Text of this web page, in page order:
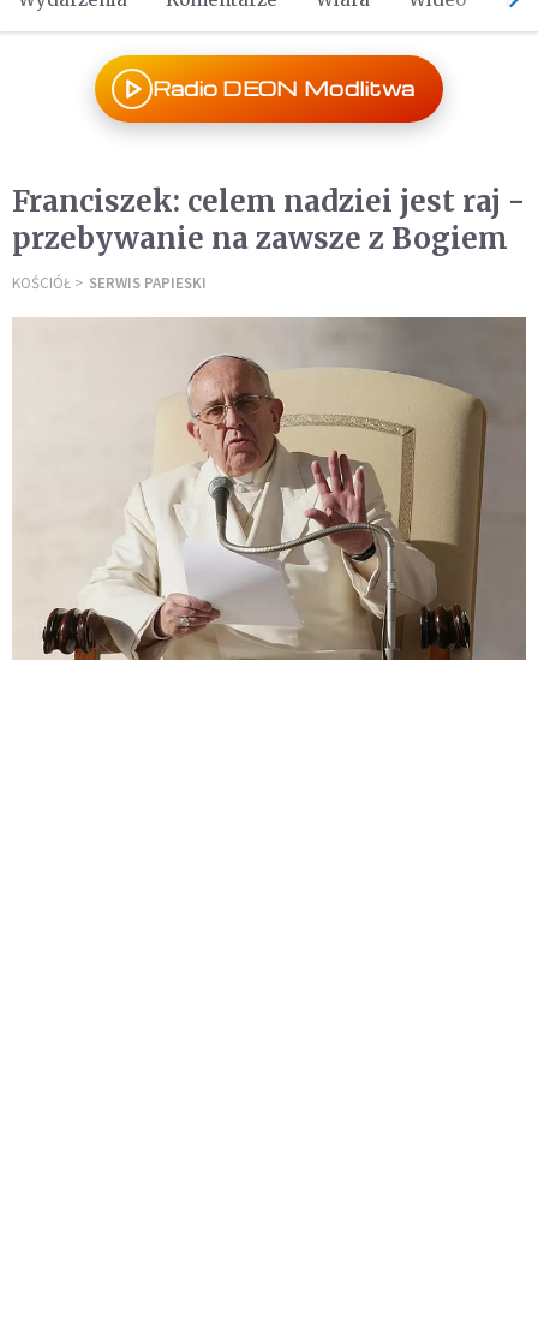
Radio DEON Modlitwa
Franciszek: celem nadziei jest raj -
przebywanie na zawsze z Bogiem
KOŚCIÓŁ SERWIS PAPIESKI